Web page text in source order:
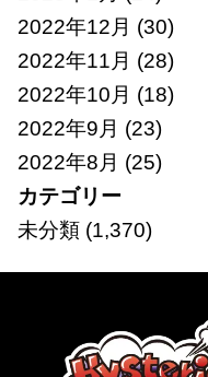
2022年12月 (30)
2022年11月 (28)
2022年10月 (18)
2022年9月 (23)
2022年8月 (25)
カテゴリー
未分類(1,370)